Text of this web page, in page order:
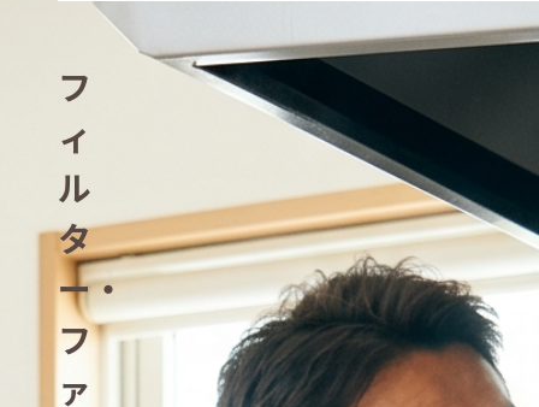
フ
ィ
ル
タ
ー・
フ
ァ